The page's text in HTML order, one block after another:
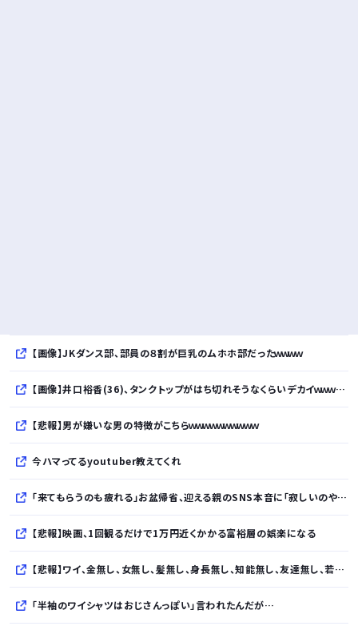
【画像】JKダンス部、部員の８割が巨乳のムホホ部だったｗｗｗｗ
【画像】井口裕香(36)、タンクトップがはち切れそうなくらいデカイｗｗｗｗｗｗｗｗｗｗｗ
【悲報】男が嫌いな男の特徴がこちらｗｗｗｗｗｗｗｗｗｗ
今ハマってるyoutuber教えてくれ
「来てもらうのも疲れる」お盆帰省、迎える親のSNS本音に「寂しいのやら複雑」「親孝行だと思っていたのに」
【悲報】映画、1回観るだけで1万円近くかかる富裕層の娯楽になる
【悲報】ワイ、金無し、女無し、髪無し、身長無し、知能無し、友達無し、若さ無し、職歴無し、やる気無し・・・・・・・・・
「半袖のワイシャツはおじさんっぽい」言われたんだが…